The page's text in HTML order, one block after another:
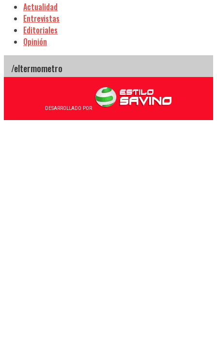
Actualidad
Entrevistas
Editoriales
Opinión
DESARROLLADO POR